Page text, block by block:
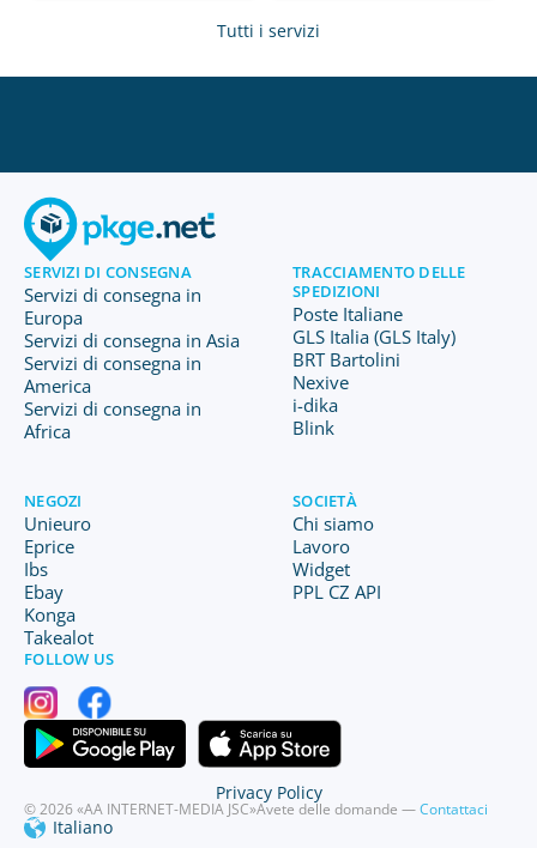
Tutti i servizi
SERVIZI DI CONSEGNA
Servizi di consegna in
Europa
Servizi di consegna in Asia
Servizi di consegna in
America
Servizi di consegna in
Africa
TRACCIAMENTO DELLE
SPEDIZIONI
Poste Italiane
GLS Italia (GLS Italy)
BRT Bartolini
Nexive
i-dika
Blink
NEGOZI
Unieuro
Eprice
Ibs
Ebay
Konga
Takealot
SOCIETÀ
Chi siamo
Lavoro
Widget
PPL CZ API
FOLLOW US
© 2026 «AA INTERNET-MEDIA JSC»Avete delle domande —Contattaci
Italiano
Privacy Policy